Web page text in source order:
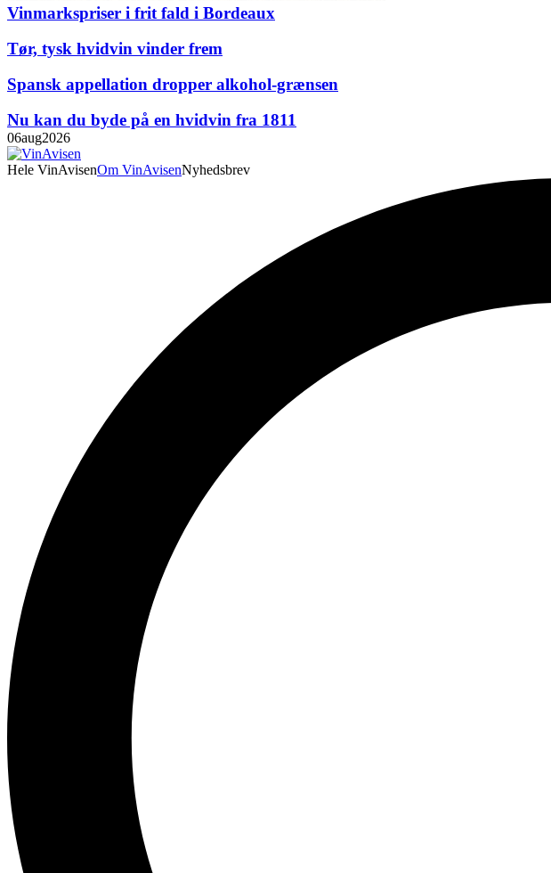
Vinmarkspriser i frit fald i Bordeaux
Tør, tysk hvidvin vinder frem
Spansk appellation dropper alkohol-grænsen
Nu kan du byde på en hvidvin fra 1811
06aug2026
Hele VinAvisenOm VinAvisenNyhedsbrev